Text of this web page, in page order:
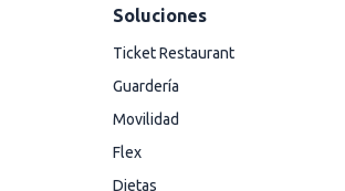
Soluciones
Ticket Restaurant
Guardería
Movilidad
Flex
Dietas